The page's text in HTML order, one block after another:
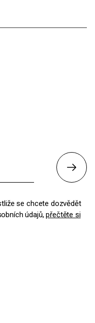
se chcete dozvědět
údajů,přečtěte si